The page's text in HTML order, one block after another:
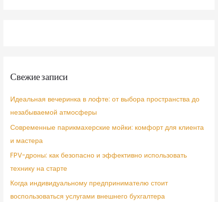
Свежие записи
Идеальная вечеринка в лофте: от выбора пространства до
незабываемой атмосферы
Современные парикмахерские мойки: комфорт для клиента
и мастера
FPV-дроны: как безопасно и эффективно использовать
технику на старте
Когда индивидуальному предпринимателю стоит
воспользоваться услугами внешнего бухгалтера